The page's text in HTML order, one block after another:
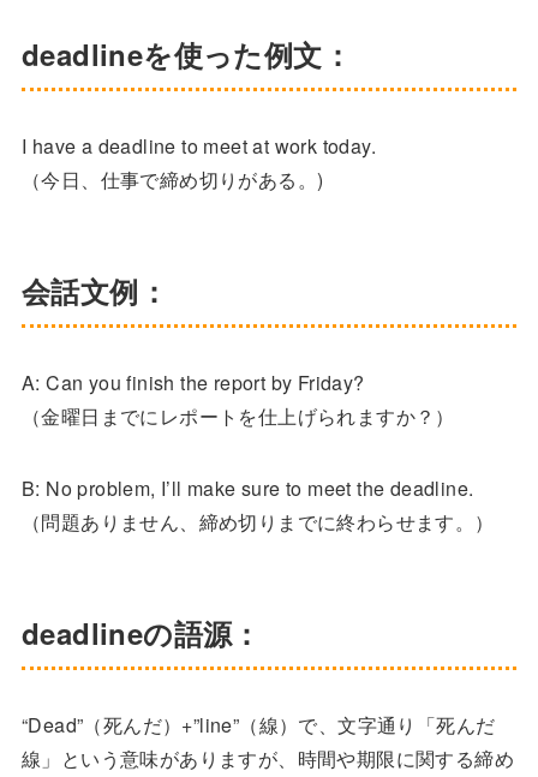
deadlineを使った例文：
I have a deadline to meet at work today.
（今日、仕事で締め切りがある。)
会話文例：
A: Can you finish the report by Friday?
（金曜日までにレポートを仕上げられますか？）
B: No problem, I’ll make sure to meet the deadline.
（問題ありません、締め切りまでに終わらせます。）
deadlineの語源：
“Dead”（死んだ）+”line”（線）で、文字通り「死んだ
線」という意味がありますが、時間や期限に関する締め